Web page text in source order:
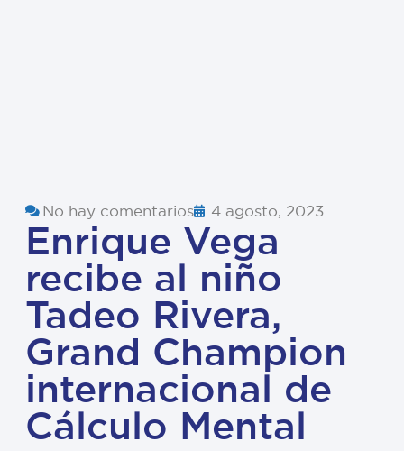
No hay comentarios 4 agosto, 2023
Enrique Vega
recibe al niño
Tadeo Rivera,
Grand Champion
internacional de
Cálculo Mental